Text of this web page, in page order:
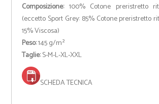
Composizione:100% Cotone preristretto
(eccetto Sport Grey: 85% Cotone preristretto
15% Viscosa)
Peso:145 g/m²
Taglie:S-M-L-XL-XXL
SCHEDA TECNICA